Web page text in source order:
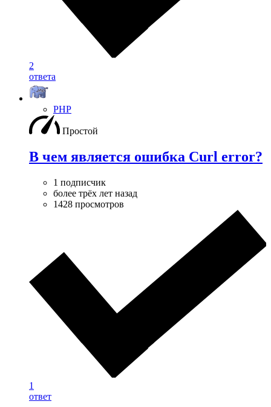
2
ответа
PHP
Простой
В чем является ошибка Curl error?
1 подписчик
более трёх лет назад
1428 просмотров
1
ответ